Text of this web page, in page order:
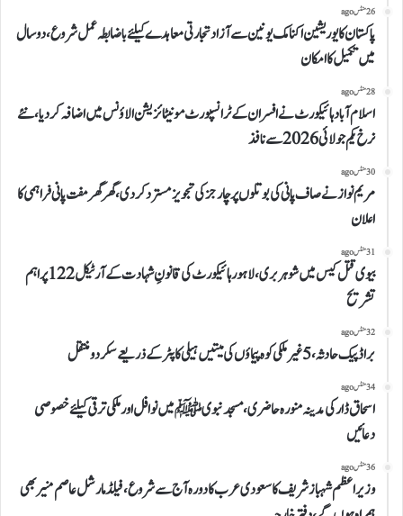
26 منٹس ago
پاکستان کا یوریشین اکنامک یونین سے آزاد تجارتی معاہدے کیلئے باضابطہ عمل شروع، دو سال
میں تکمیل کا امکان
28 منٹس ago
اسلام آباد ہائیکورٹ نے افسران کے ٹرانسپورٹ مونیٹائزیشن الاؤنس میں اضافہ کر دیا، نئے
نرخ یکم جولائی 2026 سے نافذ
30 منٹس ago
مریم نواز نے صاف پانی کی بوتلوں پر چارجز کی تجویز مسترد کر دی، گھر گھر مفت پانی فراہمی کا
اعلان
31 منٹس ago
بیوی قتل کیس میں شوہر بری، لاہور ہائیکورٹ کی قانونِ شہادت کے آرٹیکل 122 پر اہم
تشریح
32 منٹس ago
براڈ پیک حادثہ، 5 غیرملکی کوہ پیماؤں کی میتیں ہیلی کاپٹر کے ذریعے سکردو منتقل
34 منٹس ago
اسحاق ڈار کی مدینہ منورہ حاضری، مسجد نبوی ﷺ میں نوافل اور ملکی ترقی کیلئے خصوصی
دعائیں
36 منٹس ago
وزیراعظم شہباز شریف کا سعودی عرب کا دورہ آج سے شروع، فیلڈ مارشل عاصم منیر بھی